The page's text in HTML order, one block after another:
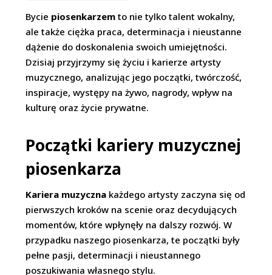
Bycie piosenkarzem to nie tylko talent wokalny,
ale także ciężka praca, determinacja i nieustanne
dążenie do doskonalenia swoich umiejętności.
Dzisiaj przyjrzymy się życiu i karierze artysty
muzycznego, analizując jego początki, twórczość,
inspiracje, występy na żywo, nagrody, wpływ na
kulturę oraz życie prywatne.
Początki kariery muzycznej
piosenkarza
Kariera muzyczna każdego artysty zaczyna się od
pierwszych kroków na scenie oraz decydujących
momentów, które wpłynęły na dalszy rozwój. W
przypadku naszego piosenkarza, te początki były
pełne pasji, determinacji i nieustannego
poszukiwania własnego stylu.